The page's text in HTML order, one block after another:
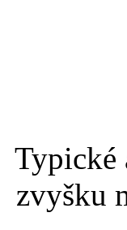
Typické
zvyšku